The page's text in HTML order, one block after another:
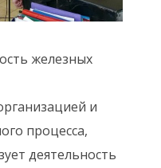
железных
и
процесса,
деятельность